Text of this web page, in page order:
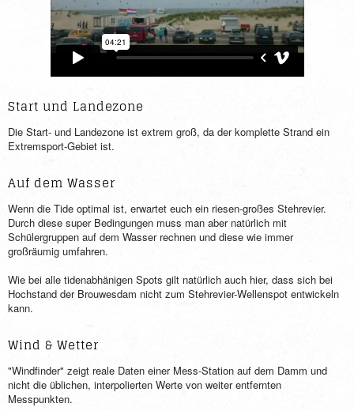
Start und Landezone
Die Start- und Landezone ist extrem groß, da der komplette Strand ein
Extremsport-Gebiet ist.
Auf dem Wasser
Wenn die Tide optimal ist, erwartet euch ein riesen-großes Stehrevier.
Durch diese super Bedingungen muss man aber natürlich mit
Schülergruppen auf dem Wasser rechnen und diese wie immer
großräumig umfahren.
Wie bei alle tidenabhänigen Spots gilt natürlich auch hier, dass sich bei
Hochstand der Brouwesdam nicht zum Stehrevier-Wellenspot entwickeln
kann.
Wind & Wetter
"Windfinder" zeigt reale Daten einer Mess-Station auf dem Damm und
nicht die üblichen, interpolierten Werte von weiter entfernten
Messpunkten.